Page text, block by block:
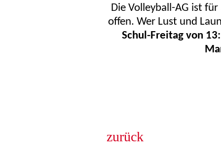
Die Volleyball-AG ist
offen. Wer Lust und
Schul-Freitag von
zurück